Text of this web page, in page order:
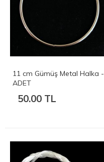
11 cm Gümüş Metal Halka -
ADET
50.00 TL